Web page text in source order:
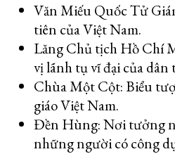
Văn Miếu Quốc Tử
tiên của Việt Nam.
Lăng Chủ tịch Hồ Chí
vị lãnh tụ vĩ đại của dân
Chùa Một Cột: Biểu
giáo Việt Nam.
Đền Hùng: Nơi tưởng
những người có công